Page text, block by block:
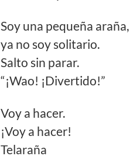
Soy una pequeña araña,
ya no soy solitario.
Salto sin parar.
“¡Wao! ¡Divertido!”
Voy a hacer.
¡Voy a hacer!
Telaraña